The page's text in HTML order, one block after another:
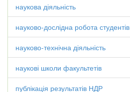
наукова діяльність
науково-дослідна робота студентів
науково-технічна діяльність
наукові школи факультетів
публікація результатів НДР